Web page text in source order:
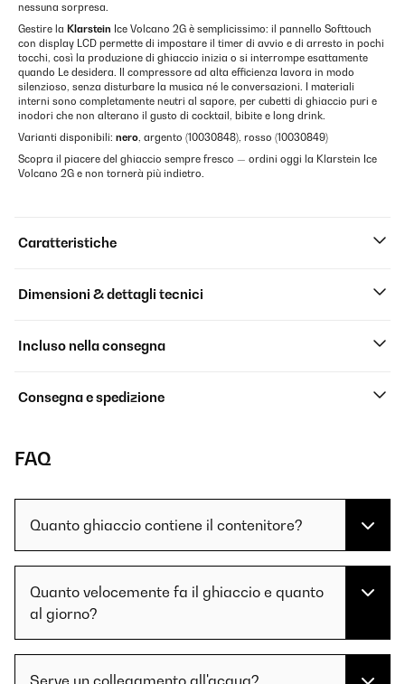
nessuna sorpresa.
Gestire la Klarstein Ice Volcano 2G è semplicissimo: il pannello Softtouch
con display LCD permette di impostare il timer di avvio e di arresto in pochi
tocchi, così la produzione di ghiaccio inizia o si interrompe esattamente
quando Le desidera. Il compressore ad alta efficienza lavora in modo
silenzioso, senza disturbare la musica né le conversazioni. I materiali
interni sono completamente neutri al sapore, per cubetti di ghiaccio puri e
inodori che non alterano il gusto di cocktail, bibite e long drink.
Varianti disponibili: nero, argento (10030848), rosso (10030849)
Scopra il piacere del ghiaccio sempre fresco — ordini oggi la Klarstein Ice
Volcano 2G e non tornerà più indietro.
Caratteristiche
Dimensioni & dettagli tecnici
Incluso nella consegna
Consegna e spedizione
FAQ
Quanto ghiaccio contiene il contenitore?
Quanto velocemente fa il ghiaccio e quanto
al giorno?
Serve un collegamento all'acqua?